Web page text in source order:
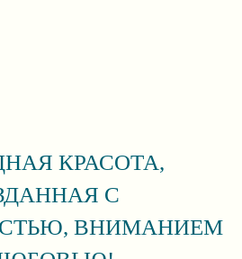
КРАСОТА,
С
ВНИМАНИЕМ